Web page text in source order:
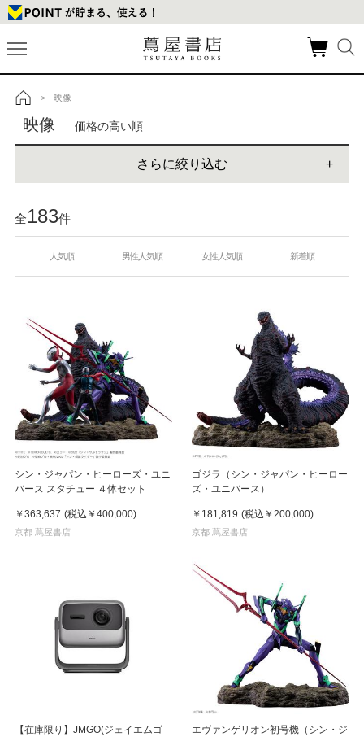
トップ
> 映像
映像 価格の高い順
さらに絞り込む
全183件
人気順 男性人気順 女性人気順 新着順
シン・ジャパン・ヒーローズ・ユニ
バース スタチュー ４体セット
￥363,637 (税込 ￥400,000)
京都 蔦屋書店
ゴジラ（シン・ジャパン・ヒーロー
ズ・ユニバース）
￥181,819 (税込 ￥200,000)
京都 蔦屋書店
【在庫限り】JMGO(ジェイエムゴ
エヴァンゲリオン初号機（シン・ジ